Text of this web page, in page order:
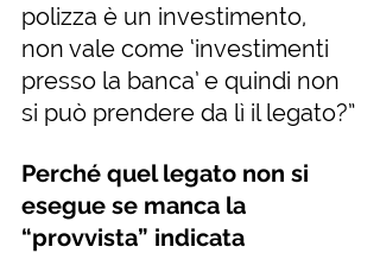
polizza è un investimento,
non vale come ‘investimenti
presso la banca’ e quindi non
si può prendere da lì il legato?”
Perché quel legato non si
esegue se manca la
“provvista” indicata